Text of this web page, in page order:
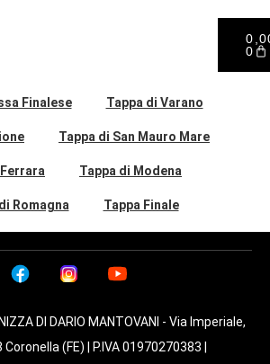
0
Finalese Tappa di Varano
Tappa di San Mauro Mare
Tappa di Modena
Romagna Tappa Finale
DI DARIO MANTOVANI - Via Imperiale,
(FE) | P.IVA 01970270383 |